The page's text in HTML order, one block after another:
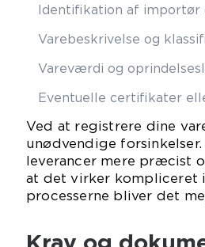
Identifikation af importør
Varebeskrivelse og
Vareværdi og
Eventuelle certifikater
Ved at registrere dine
unødvendige
leverancer mere præcist
at det virker kompliceret
processerne bliver det